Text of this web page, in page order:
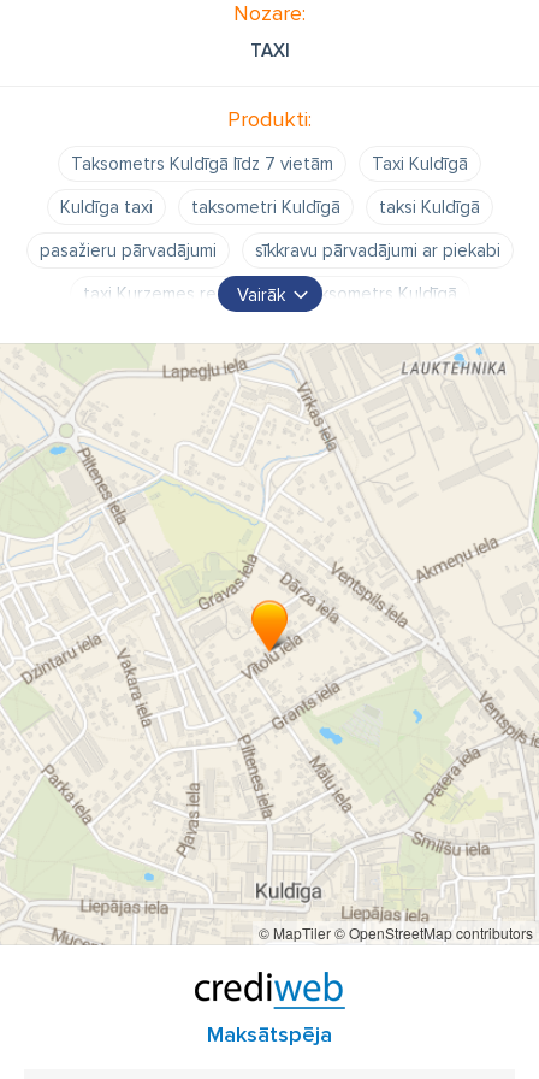
Nozare:
TAXI
Produkti:
Taksometrs Kuldīgā līdz 7 vietām
Taxi Kuldīgā
Kuldīga taxi
taksometri Kuldīgā
taksi Kuldīgā
pasažieru pārvadājumi
sīkkravu pārvadājumi ar piekabi
taxi Kurzemes reģionā
Taksometrs Kuldīgā
kurjers
kurjers Kuldīgā
kurjerpakalpojumi Kuldīgā
taksometra pakalpojumi
Transfērs pa Latviju
Transfērs pa Baltijas valstīm
braucieni uz Liepāju
braucieni pa Latviju
braucieni uz lidostu
braucieni uz Lidl
taksometrs ar diviem šoferiem
diennakts taksometrs
diennakts taksometrs Kuldīgā
diennakts TAXI Kuldīgā
preču piegāde no veikala
preču piegāde no aptiekas
Vairāk
© MapTiler© OpenStreetMap contributors
Maksātspēja